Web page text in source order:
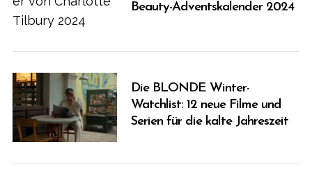
Beauty-Adventskalender 2024
Die BLONDE Winter-
Watchlist: 12 neue Filme und
Serien für die kalte Jahreszeit
S
c
h
o